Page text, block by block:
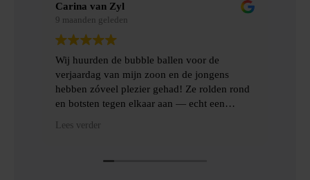
Carina van Zyl
9 maanden geleden
Wij huurden de bubble ballen voor de
verjaardag van mijn zoon en de jongens
hebben zóveel plezier gehad! Ze rolden rond
en botsten tegen elkaar aan — echt een
Lees verder